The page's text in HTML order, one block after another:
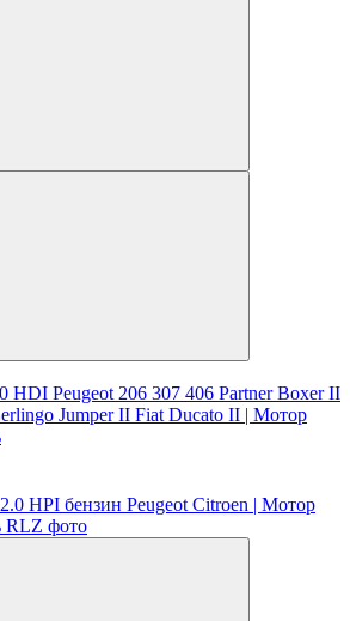
HDI Peugeot 206 307 406 Partner Boxer II
Jumper II Fiat Ducato II | Мотор